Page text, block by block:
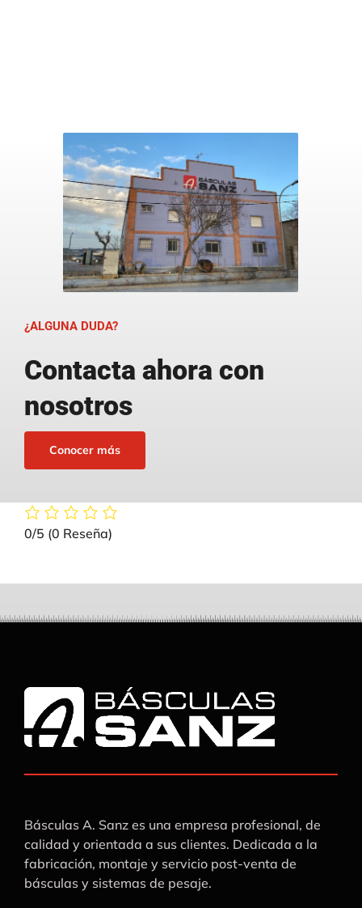
¿ALGUNA DUDA?
Contacta ahora con
nosotros
Conocer más
0/5 (0 Reseña)
Básculas A. Sanz es una empresa profesional, de
calidad y orientada a sus clientes. Dedicada a la
fabricación, montaje y servicio post-venta de
básculas y sistemas de pesaje.